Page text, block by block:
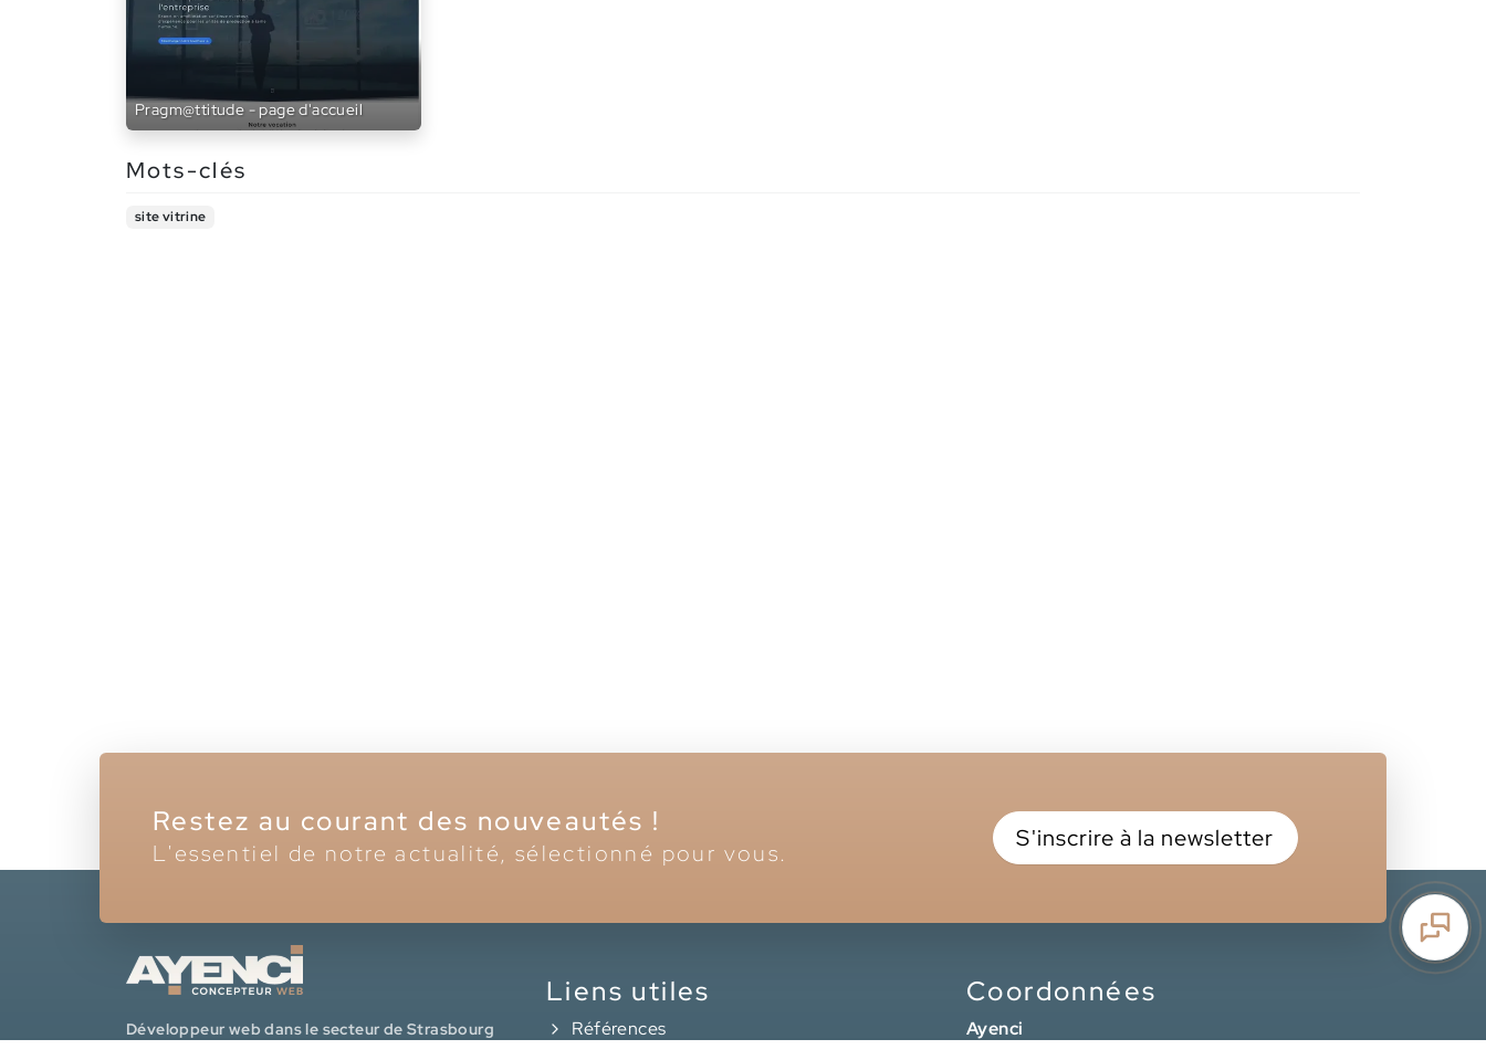
Pragm@ttitude - page d'accueil
Mots-clés
site vitrine
Restez au courant des nouveautés !
L'essentiel de notre actualité, sélectionné pour vous.
S'inscrire à la newsletter
Développeur web dans le secteur de Strasbourg
Liens utiles
Références
Coordonnées
Ayenci